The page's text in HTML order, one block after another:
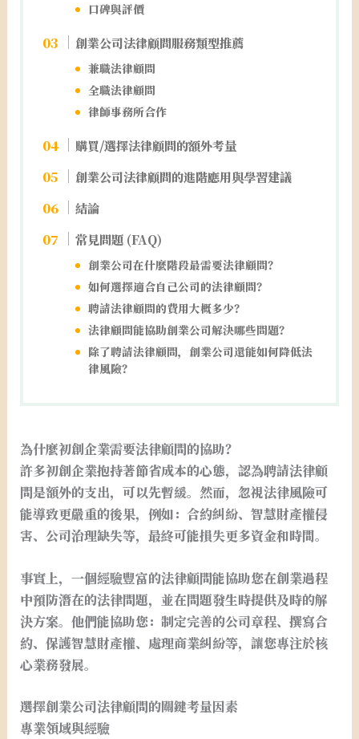
口碑與評價
創業公司法律顧問服務類型推薦
兼職法律顧問
全職法律顧問
律師事務所合作
購買/選擇法律顧問的額外考量
創業公司法律顧問的進階應用與學習建議
結論
常見問題 (FAQ)
創業公司在什麼階段最需要法律顧問？
如何選擇適合自己公司的法律顧問？
聘請法律顧問的費用大概多少？
法律顧問能協助創業公司解決哪些問題？
除了聘請法律顧問，創業公司還能如何降低法
律風險？
為什麼初創企業需要法律顧問的協助？
許多初創企業抱持著節省成本的心態，認為聘請法律顧
問是額外的支出，可以先暫緩。然而，忽視法律風險可
能導致更嚴重的後果，例如：合約糾紛、智慧財產權侵
害、公司治理缺失等，最終可能損失更多資金和時間。
事實上，一個經驗豐富的法律顧問能協助您在創業過程
中預防潛在的法律問題，並在問題發生時提供及時的解
決方案。他們能協助您：制定完善的公司章程、撰寫合
約、保護智慧財產權、處理商業糾紛等，讓您專注於核
心業務發展。
選擇創業公司法律顧問的關鍵考量因素
專業領域與經驗